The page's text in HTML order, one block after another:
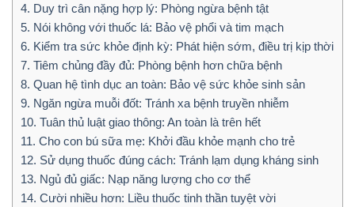
4. Duy trì cân nặng hợp lý: Phòng ngừa bệnh tật
5. Nói không với thuốc lá: Bảo vệ phổi và tim mạch
6. Kiểm tra sức khỏe định kỳ: Phát hiện sớm, điều trị kịp thời
7. Tiêm chủng đầy đủ: Phòng bệnh hơn chữa bệnh
8. Quan hệ tình dục an toàn: Bảo vệ sức khỏe sinh sản
9. Ngăn ngừa muỗi đốt: Tránh xa bệnh truyền nhiễm
10. Tuân thủ luật giao thông: An toàn là trên hết
11. Cho con bú sữa mẹ: Khởi đầu khỏe mạnh cho trẻ
12. Sử dụng thuốc đúng cách: Tránh lạm dụng kháng sinh
13. Ngủ đủ giấc: Nạp năng lượng cho cơ thể
14. Cười nhiều hơn: Liều thuốc tinh thần tuyệt vời